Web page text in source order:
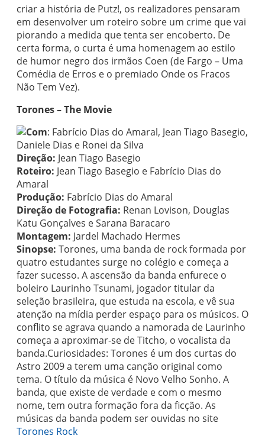
criar a história de Putz!, os realizadores pensaram
em desenvolver um roteiro sobre um crime que vai
piorando a medida que tenta ser encoberto. De
certa forma, o curta é uma homenagem ao estilo
de humor negro dos irmãos Coen (de Fargo – Uma
Comédia de Erros e o premiado Onde os Fracos
Não Tem Vez).
Torones – The Movie
Com: Fabrício Dias do Amaral, Jean Tiago Basegio,
Daniele Dias e Ronei da Silva
Direção: Jean Tiago Basegio
Roteiro: Jean Tiago Basegio e Fabrício Dias do
Amaral
Produção: Fabrício Dias do Amaral
Direção de Fotografia: Renan Lovison, Douglas
Katu Gonçalves e Sarana Baracaro
Montagem: Jardel Machado Hermes
Sinopse: Torones, uma banda de rock formada por
quatro estudantes surge no colégio e começa a
fazer sucesso. A ascensão da banda enfurece o
boleiro Laurinho Tsunami, jogador titular da
seleção brasileira, que estuda na escola, e vê sua
atenção na mídia perder espaço para os músicos. O
conflito se agrava quando a namorada de Laurinho
começa a aproximar-se de Titcho, o vocalista da
banda.Curiosidades: Torones é um dos curtas do
Astro 2009 a terem uma canção original como
tema. O título da música é Novo Velho Sonho. A
banda, que existe de verdade e com o mesmo
nome, tem outra formação fora da ficção. As
músicas da banda podem ser ouvidas no site
Torones Rock